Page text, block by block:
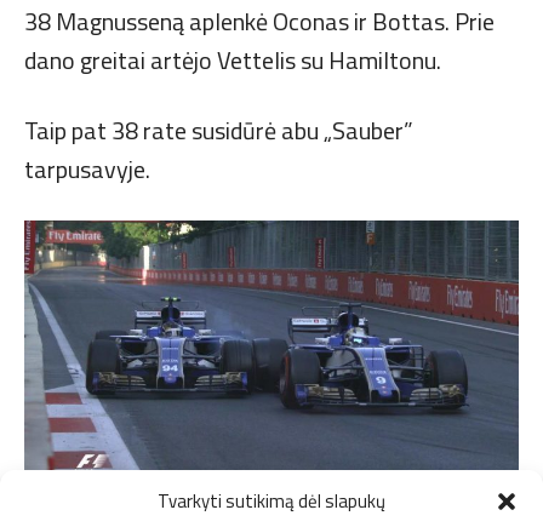
Tvarkyti sutikimą dėl slapukų
38 Magnusseną aplenkė Oconas ir Bottas. Prie
dano greitai artėjo Vettelis su Hamiltonu.
Taip pat 38 rate susidūrė abu „Sauber”
tarpusavyje.
Abu „Sauber” pilotai nepasidalina trasa Azerbaidžano GP lenktynėse